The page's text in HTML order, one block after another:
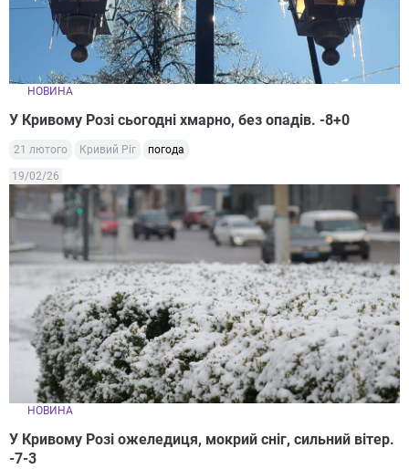
НОВИНА
У Кривому Розі сьогодні хмарно, без опадів. -8+0
21 лютого Кривий Ріг погода
19/02/26
НОВИНА
У Кривому Розі ожеледиця, мокрий сніг, сильний вітер.
-7-3